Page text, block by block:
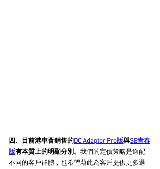
四、目前港車薈銷售的DC Adaptor Pro版與SE青春
版有本質上的明顯分別。 我們的定價策略是適配
不同的客戶群體，也希望藉此為客戶提供更多選